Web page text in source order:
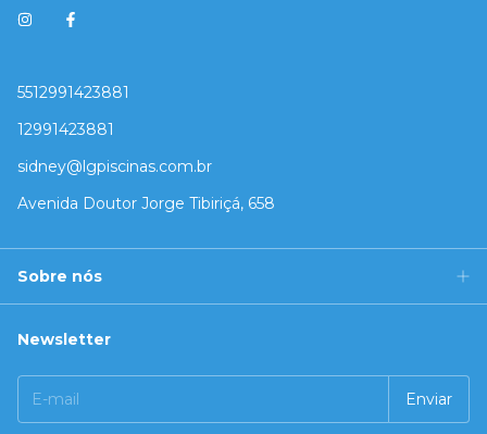
5512991423881
12991423881
sidney@lgpiscinas.com.br
Avenida Doutor Jorge Tibiriçá, 658
Sobre nós
Newsletter